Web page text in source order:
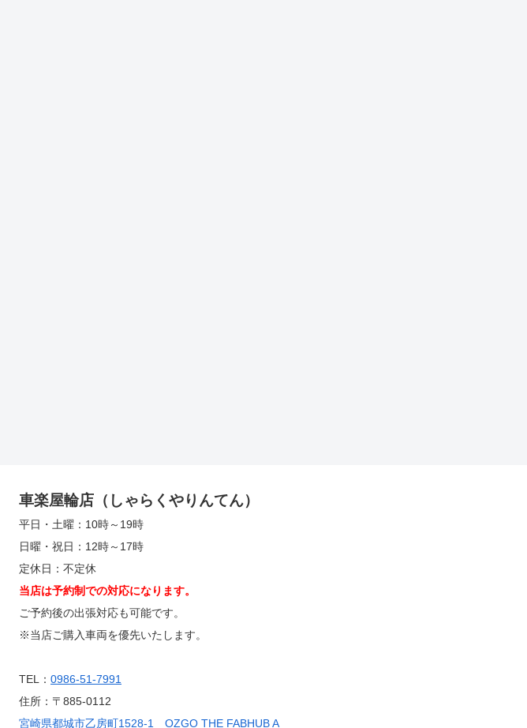
車楽屋輪店（しゃらくやりんてん）
平日・土曜：10時～19時
日曜・祝日：12時～17時
定休日：不定休
当店は予約制での対応になります。
ご予約後の出張対応も可能です。
※当店ご購入車両を優先いたします。
TEL： 0986-51-7991
住所：〒885-0112
宮崎県都城市乙房町1528-1 OZGO THE FABHUB A